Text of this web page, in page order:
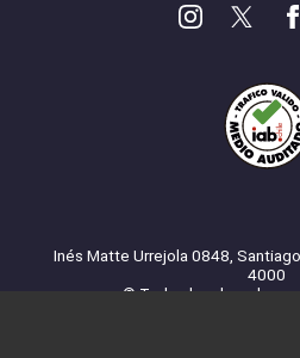
Inés Matte Urrejola 0848,
4000
© Todos los derechos